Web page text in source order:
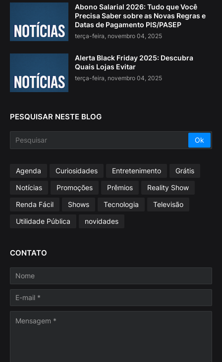
Abono Salarial 2026: Tudo que Você
Precisa Saber sobre as Novas Regras e
Datas de Pagamento PIS/PASEP
terça-feira, novembro 04, 2025
Alerta Black Friday 2025: Descubra
Quais Lojas Evitar
terça-feira, novembro 04, 2025
PESQUISAR NESTE BLOG
Agenda Curiosidades Entretenimento
Grátis
Notícias
Promoções Prêmios
Reality Show
Renda Fácil
Shows Tecnologia
Televisão
Utilidade Pública
novidades
CONTATO